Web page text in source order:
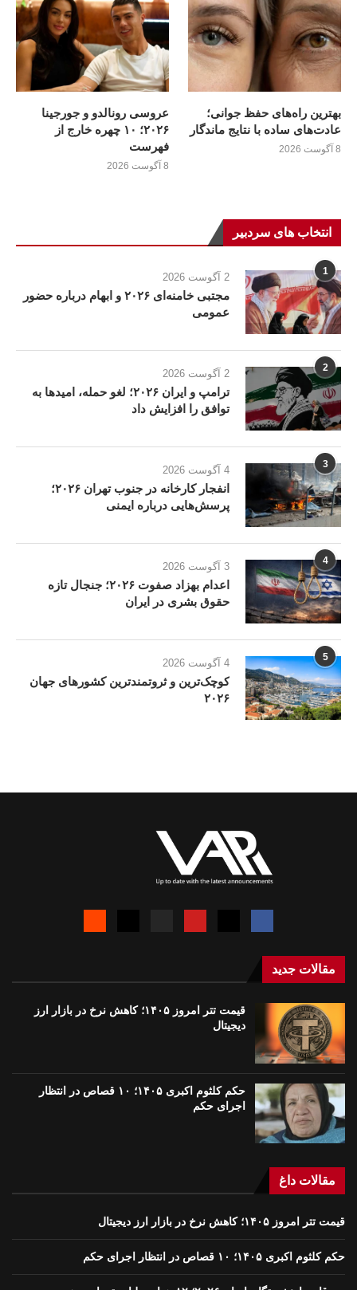
بهترین راه‌های حفظ جوانی؛
عادت‌های ساده با نتایج ماندگار
8 آگوست 2026
عروسی رونالدو و جورجینا
۲۰۲۶؛ ۱۰ چهره خارج از
فهرست
8 آگوست 2026
انتخاب های سردبیر
1 2 آگوست 2026
مجتبی خامنه‌ای ۲۰۲۶ و ابهام درباره حضور
عمومی
2 2 آگوست 2026
ترامپ و ایران ۲۰۲۶؛ لغو حمله، امیدها به
توافق را افزایش داد
3 4 آگوست 2026
انفجار کارخانه در جنوب تهران ۲۰۲۶؛
پرسش‌هایی درباره ایمنی
4 3 آگوست 2026
اعدام بهزاد صفوت ۲۰۲۶؛ جنجال تازه
حقوق بشری در ایران
5 4 آگوست 2026
کوچک‌ترین و ثروتمندترین کشورهای جهان
۲۰۲۶
مقالات جدید
قیمت تتر امروز ۱۴۰۵؛ کاهش نرخ در بازار ارز
دیجیتال
حکم کلثوم اکبری ۱۴۰۵؛ ۱۰ قصاص در انتظار
اجرای حکم
مقالات داغ
قیمت تتر امروز ۱۴۰۵؛ کاهش نرخ در بازار ارز دیجیتال
حکم کلثوم اکبری ۱۴۰۵؛ ۱۰ قصاص در انتظار اجرای حکم